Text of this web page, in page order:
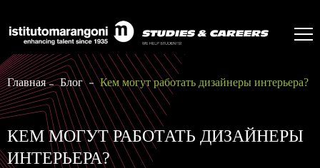
Главная Блог Кем могут работать дизайнеры интерьера?
КЕМ МОГУТ РАБОТАТЬ ДИЗАЙНЕРЫ
ИНТЕРЬЕРА?